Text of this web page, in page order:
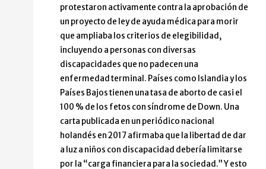
protestaron activamente contra la aprobación de
un proyecto de ley de ayuda médica para morir
que ampliaba los criterios de elegibilidad,
incluyendo a personas con diversas
discapacidades que no padecen una
enfermedad terminal. Países como Islandia y los
Países Bajos tienen una tasa de aborto de casi el
100 % de los fetos con síndrome de Down. Una
carta publicada en un periódico nacional
holandés en 2017 afirmaba que la libertad de dar
a luz a niños con discapacidad debería limitarse
por la “carga financiera para la sociedad.” Y esto